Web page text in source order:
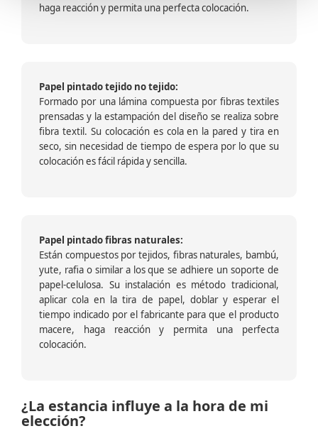
haga reacción y permita una perfecta colocación.
Papel pintado tejido no tejido:
Formado por una lámina compuesta por fibras textiles
prensadas y la estampación del diseño se realiza sobre
fibra textil. Su colocación es cola en la pared y tira en
seco, sin necesidad de tiempo de espera por lo que su
colocación es fácil rápida y sencilla.
Papel pintado fibras naturales:
Están compuestos por tejidos, fibras naturales, bambú,
yute, rafia o similar a los que se adhiere un soporte de
papel-celulosa. Su instalación es método tradicional,
aplicar cola en la tira de papel, doblar y esperar el
tiempo indicado por el fabricante para que el producto
macere, haga reacción y permita una perfecta
colocación.
¿La estancia influye a la hora de mi
elección?